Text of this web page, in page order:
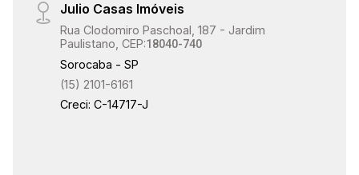
Julio Casas Imóveis
Rua Clodomiro Paschoal, 187 - Jardim
Paulistano, CEP:18040-740
Sorocaba - SP
(15) 2101-6161
Creci: C-14717-J